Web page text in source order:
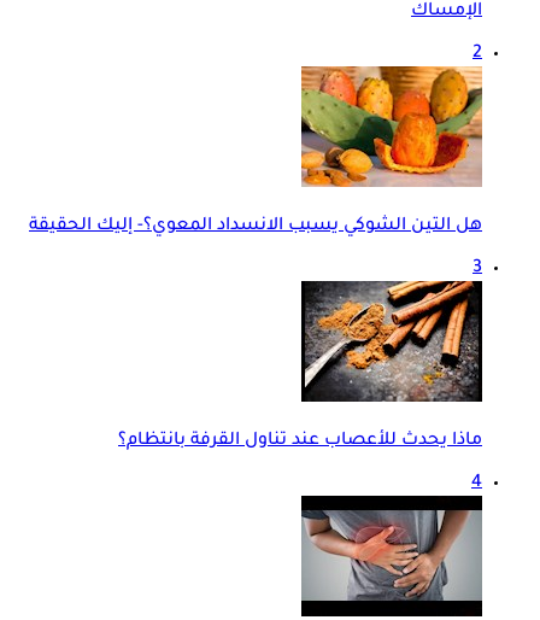
الإمساك
2
هل التين الشوكي يسبب الانسداد المعوي؟- إليك الحقيقة
3
ماذا يحدث للأعصاب عند تناول القرفة بانتظام؟
4